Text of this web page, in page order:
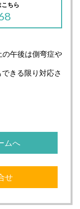
ちら
午後は側弯症や
きる限り対応さ
ムへ
せ